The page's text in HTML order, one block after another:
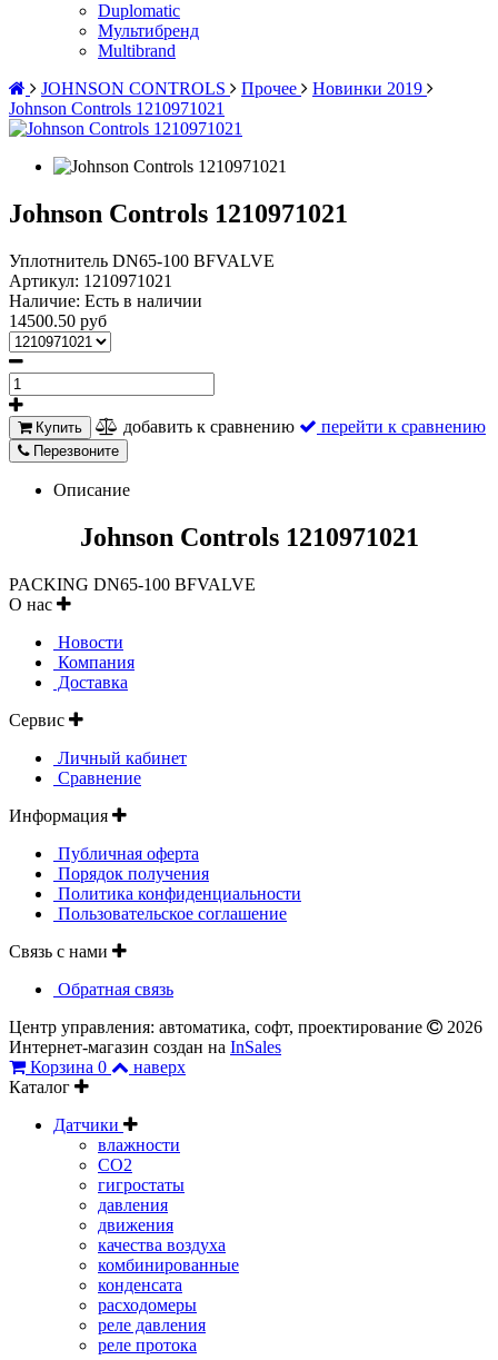
Duplomatic
Мультибренд
Multibrand
JOHNSON CONTROLS
Прочее
Новинки 2019
Johnson Controls 1210971021
Johnson Controls 1210971021
Уплотнитель DN65-100 BFVALVE
Артикул: 1210971021
Наличие: Есть в наличии
14500.50 руб
Купить добавить к сравнению перейти к сравнению
Перезвоните
Описание
Johnson Controls 1210971021
PACKING DN65-100 BFVALVE
О нас
Новости
Компания
Доставка
Сервис
Личный кабинет
Сравнение
Информация
Публичная оферта
Порядок получения
Политика конфиденциальности
Пользовательское соглашение
Связь с нами
Обратная связь
Центр управления: автоматика, софт, проектирование
2026
Интернет-магазин создан на InSales
Корзина 0
наверх
Каталог
Датчики
влажности
CO2
гигростаты
давления
движения
качества воздуха
комбинированные
конденсата
расходомеры
реле давления
реле протока